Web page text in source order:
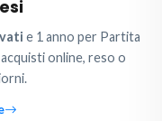
e 1 anno per Partita
online, reso o